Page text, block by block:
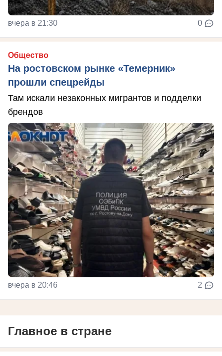
вчера в 21:30 0
Общество
На ростовском рынке «Темерник»
прошли спецрейды
Там искали незаконных мигрантов и подделки
брендов
вчера в 20:46 2
Главное в стране